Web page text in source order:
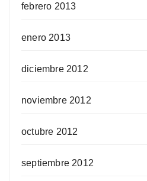
febrero 2013
enero 2013
diciembre 2012
noviembre 2012
octubre 2012
septiembre 2012